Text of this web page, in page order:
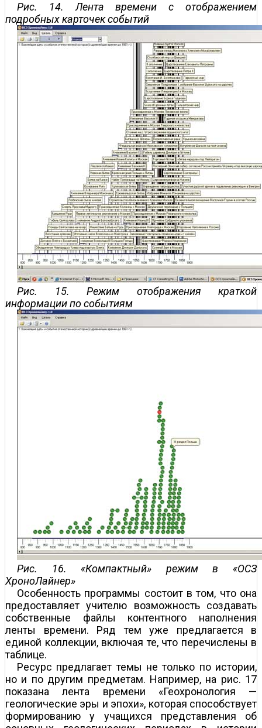
Рис. 14. Лента времени с отображением
подробных карточек событий
Рис. 15. Режим отображения краткой
информации по событиям
Рис. 16. «Компактный» режим в «ОСЗ
ХроноЛайнер»
Особенность программы состоит в том, что она
предоставляет учителю возможность создавать
собственные файлы контентного наполнения
ленты времени. Ряд тем уже предлагается в
единой коллекции, включая те, что перечислены в
таблице.
Ресурс предлагает темы не только по истории,
но и по другим предметам. Например, на рис. 17
показана лента времени «Геохронология —
геологические эры и эпохи», которая способствует
формированию у учащихся представления об